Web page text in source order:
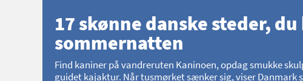
17 skønne danske steder,
sommernatten
Find kaniner på vandreruten Kaninoen, opdag smukke
guidet kajaktur. Når tusmørket sænker sig, viser Danmark